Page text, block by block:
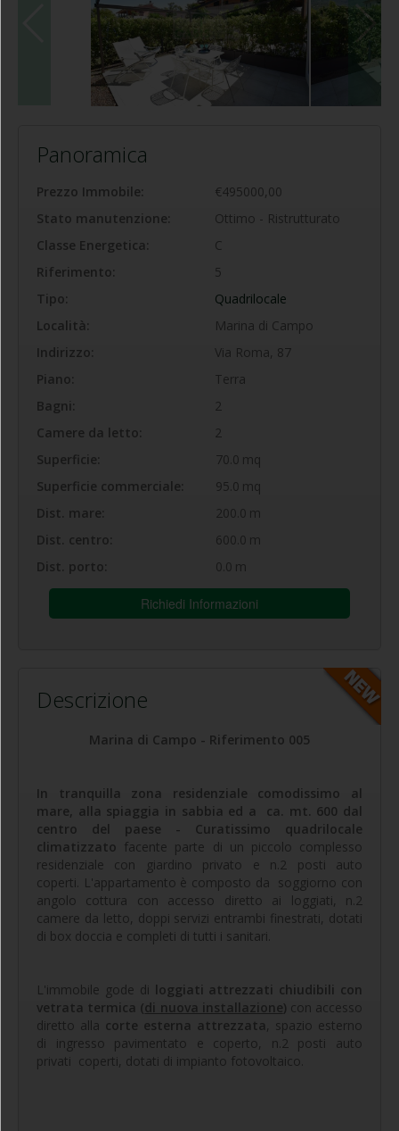
Panoramica
Prezzo Immobile:
€495000,00
Stato manutenzione:
Ottimo - Ristrutturato
Classe Energetica:
C
Riferimento:
5
Tipo:
Quadrilocale
Località:
Marina di Campo
Indirizzo:
Via Roma, 87
Piano:
Terra
Bagni:
2
Camere da letto:
2
Superficie:
70.0 mq
Superficie commerciale:
95.0 mq
Dist. mare:
200.0 m
Dist. centro:
600.0 m
Dist. porto:
0.0 m
Richiedi Informazioni
Descrizione
Marina di Campo - Riferimento 005
In tranquilla zona residenziale comodissimo al
mare, alla spiaggia in sabbia ed a ca. mt. 600 dal
centro del paese - Curatissimo quadrilocale
climatizzato facente parte di un piccolo complesso
residenziale con giardino privato e n.2 posti auto
coperti. L'appartamento è composto da soggiorno con
angolo cottura con accesso diretto ai loggiati, n.2
camere da letto, doppi servizi entrambi finestrati, dotati
di box doccia e completi di tutti i sanitari.
L'immobile gode di loggiati attrezzati chiudibili con
vetrata termica (di nuova installazione) con accesso
diretto alla corte esterna attrezzata
, spazio esterno
di ingresso pavimentato e coperto, n.2 posti auto
privati coperti, dotati di impianto fotovoltaico.